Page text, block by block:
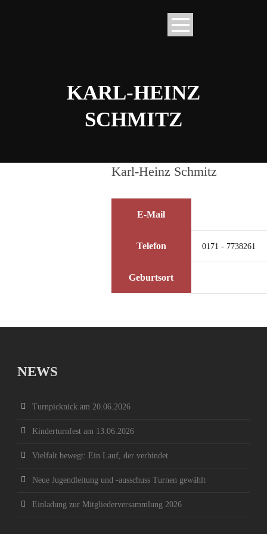
KARL-HEINZ
SCHMITZ
Karl-Heinz Schmitz
E-Mail
Telefon 0171 - 7738261
Geburtsort
NEWS
Turnpicknick am 20.06.2026
Kinderturnfest am 13.06.2026
Vielfalt bewegt: Ein Lauf, der verbindet
Neue Jugendleitung und -ausschuss Turnen gewählt
Einladung zur Mitgliederversammlung 2026